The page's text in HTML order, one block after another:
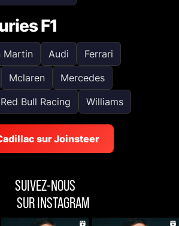
F1
Martin Audi
Ferrari
Mclaren
Mercedes
Red Bull Racing Williams
sur Joinsteer
SUIVEZ-NOUS
SUR INSTAGRAM